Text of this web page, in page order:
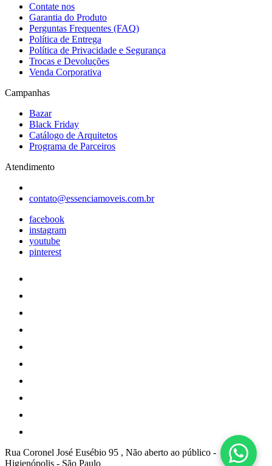
Contate nos
Garantia do Produto
Perguntas Frequentes (FAQ)
Política de Entrega
Política de Privacidade e Segurança
Trocas e Devoluções
Venda Corporativa
Campanhas
Bazar
Black Friday
Catálogo de Arquitetos
Programa de Parceiros
Atendimento
contato@essenciamoveis.com.br
facebook
instagram
youtube
pinterest
Rua Coronel José Eusébio 95 , Não aberto ao público -
Higienópolis - São Paulo